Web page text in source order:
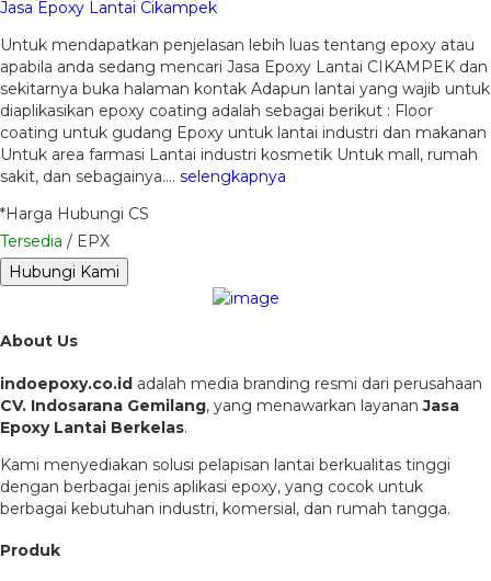
Jasa Epoxy Lantai Cikampek
Untuk mendapatkan penjelasan lebih luas tentang epoxy atau
apabila anda sedang mencari Jasa Epoxy Lantai CIKAMPEK dan
sekitarnya buka halaman kontak Adapun lantai yang wajib untuk
diaplikasikan epoxy coating adalah sebagai berikut : Floor
coating untuk gudang Epoxy untuk lantai industri dan makanan
Untuk area farmasi Lantai industri kosmetik Untuk mall, rumah
sakit, dan sebagainya…. selengkapnya
*Harga Hubungi CS
Tersedia / EPX
Hubungi Kami
About Us
indoepoxy.co.id adalah media branding resmi dari perusahaan
CV. Indosarana Gemilang, yang menawarkan layananJasa
Epoxy Lantai Berkelas.
Kami menyediakan solusi pelapisan lantai berkualitas tinggi
dengan berbagai jenis aplikasi epoxy, yang cocok untuk
berbagai kebutuhan industri, komersial, dan rumah tangga.
Produk